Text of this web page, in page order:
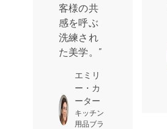
客様の共
感を呼ぶ
洗練され
た美学。”
エミリ
ー・カ
ーター
キッチン
用品ブラ